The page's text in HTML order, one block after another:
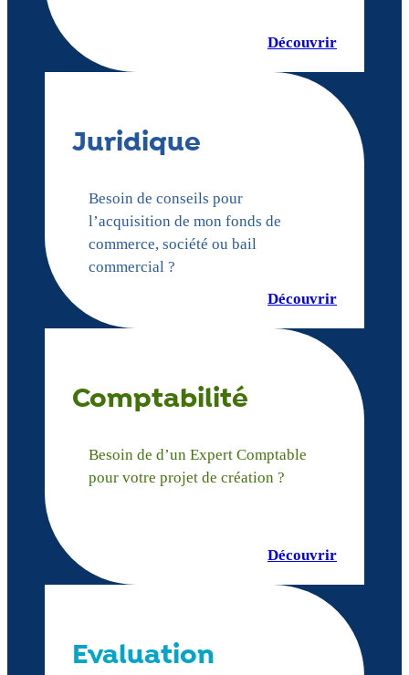
Découvrir
Juridique
Besoin de conseils pour
l’acquisition de mon fonds de
commerce, société ou bail
commercial ?
Découvrir
Comptabilité
Besoin de d’un Expert Comptable
pour votre projet de création ?
Découvrir
Evaluation